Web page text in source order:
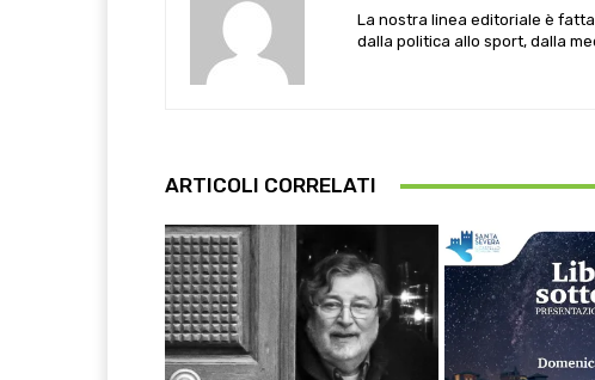
La nostra linea editoriale è
dalla politica allo sport, dalla
ARTICOLI CORRELATI